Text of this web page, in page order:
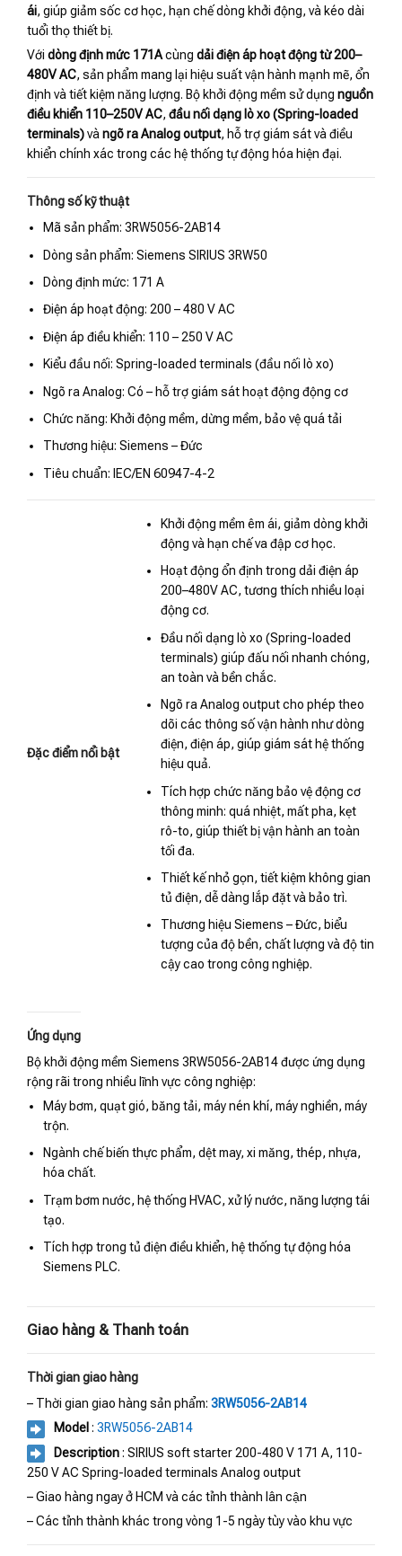
ái, giúp giảm sốc cơ học, hạn chế dòng khởi động, và kéo dài
tuổi thọ thiết bị.
Với dòng định mức 171Acùng dải điện áp hoạt động từ 200–
480V AC, sản phẩm mang lại hiệu suất vận hành mạnh mẽ, ổn
định và tiết kiệm năng lượng. Bộ khởi động mềm sử dụng nguồn
điều khiển 110–250V AC, đầu nối dạng lò xo (Spring-loaded
terminals)vàngõ ra Analog output, hỗ trợ giám sát và điều
khiển chính xác trong các hệ thống tự động hóa hiện đại.
Thông số kỹ thuật
Mã sản phẩm: 3RW5056-2AB14
Dòng sản phẩm: Siemens SIRIUS 3RW50
Dòng định mức: 171 A
Điện áp hoạt động: 200 – 480 V AC
Điện áp điều khiển: 110 – 250 V AC
Kiểu đầu nối: Spring-loaded terminals (đầu nối lò xo)
Ngõ ra Analog: Có – hỗ trợ giám sát hoạt động động cơ
Chức năng: Khởi động mềm, dừng mềm, bảo vệ quá tải
Thương hiệu: Siemens – Đức
Tiêu chuẩn: IEC/EN 60947-4-2
Đặc điểm nổi bật
Khởi động mềm êm ái, giảm dòng khởi
động và hạn chế va đập cơ học.
Hoạt động ổn định trong dải điện áp
200–480V AC, tương thích nhiều loại
động cơ.
Đầu nối dạng lò xo (Spring-loaded
terminals) giúp đấu nối nhanh chóng,
an toàn và bền chắc.
Ngõ ra Analog output cho phép theo
dõi các thông số vận hành như dòng
điện, điện áp, giúp giám sát hệ thống
hiệu quả.
Tích hợp chức năng bảo vệ động cơ
thông minh: quá nhiệt, mất pha, kẹt
rô-to, giúp thiết bị vận hành an toàn
tối đa.
Thiết kế nhỏ gọn, tiết kiệm không gian
tủ điện, dễ dàng lắp đặt và bảo trì.
Thương hiệu Siemens – Đức, biểu
tượng của độ bền, chất lượng và độ tin
cậy cao trong công nghiệp.
Ứng dụng
Bộ khởi động mềm Siemens 3RW5056-2AB14 được ứng dụng
rộng rãi trong nhiều lĩnh vực công nghiệp:
Máy bơm, quạt gió, băng tải, máy nén khí, máy nghiền, máy
trộn.
Ngành chế biến thực phẩm, dệt may, xi măng, thép, nhựa,
hóa chất.
Trạm bơm nước, hệ thống HVAC, xử lý nước, năng lượng tái
tạo.
Tích hợp trong tủ điện điều khiển, hệ thống tự động hóa
Siemens PLC.
Giao hàng & Thanh toán
Thời gian giao hàng
– Thời gian giao hàng sản phẩm: 3RW5056-2AB14
Model : 3RW5056-2AB14
Description: SIRIUS soft starter 200-480 V 171 A, 110-
250 V AC Spring-loaded terminals Analog output
– Giao hàng ngay ở HCM và các tỉnh thành lân cận
– Các tỉnh thành khác trong vòng 1-5 ngày tùy vào khu vực